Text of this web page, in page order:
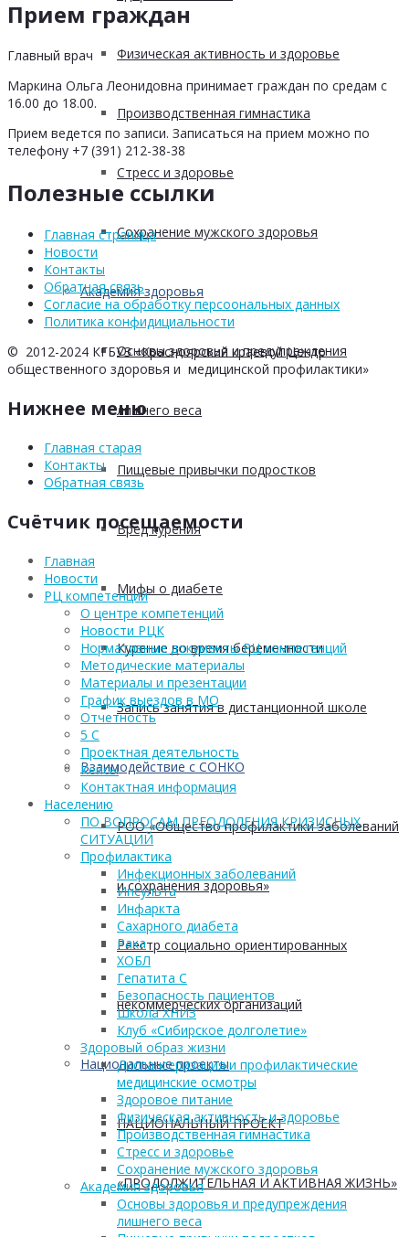
Физическая активность и здоровье
Производственная гимнастика
Стресс и здоровье
Сохранение мужского здоровья
Академия здоровья
Основы здоровья и предупреждения
лишнего веса
Пищевые привычки подростков
Вред курения
Мифы о диабете
Курение во время беременности
Запись занятия в дистанционной школе
Взаимодействие с СОНКО
РОО «Общество профилактики заболеваний
и сохранения здоровья»
Реестр социально ориентированных
некоммерческих организаций
Национальные проекты
НАЦИОНАЛЬНЫЙ ПРОЕКТ
«ПРОДОЛЖИТЕЛЬНАЯ И АКТИВНАЯ ЖИЗНЬ»
Прием граждан
Главный врач
Маркина Ольга Леонидовна принимает граждан по средам с
16.00 до 18.00.
Прием ведется по записи. Записаться на прием можно по
телефону +7 (391) 212-38-38
Полезные ссылки
Главная страница
Новости
Контакты
Обратная связь
Согласие на обработку персоональных данных
Политика конфидициальности
© 2012-2024 КГБУЗ «Красноярский краевой Центр
общественного здоровья и медицинской профилактики»
Нижнее меню
Главная старая
Контакты
Обратная связь
Счётчик посещаемости
Главная
Новости
РЦ компетенций
О центре компетенций
Новости РЦК
Нормативные документы РЦ компетенций
Методические материалы
Материалы и презентации
График выездов в МО
Отчетность
5 С
Проектная деятельность
Кейсы
Контактная информация
Населению
ПО ВОПРОСАМ ПРЕОДОЛЕНИЯ КРИЗИСНЫХ
СИТУАЦИЙ
Профилактика
Инфекционных заболеваний
Инсульта
Инфаркта
Сахарного диабета
Рака
ХОБЛ
Гепатита С
Безопасность пациентов
Школа ХНИЗ
Клуб «Сибирское долголетие»
Здоровый образ жизни
Диспансеризация и профилактические
медицинские осмотры
Здоровое питание
Физическая активность и здоровье
Производственная гимнастика
Стресс и здоровье
Сохранение мужского здоровья
Академия здоровья
Основы здоровья и предупреждения
лишнего веса